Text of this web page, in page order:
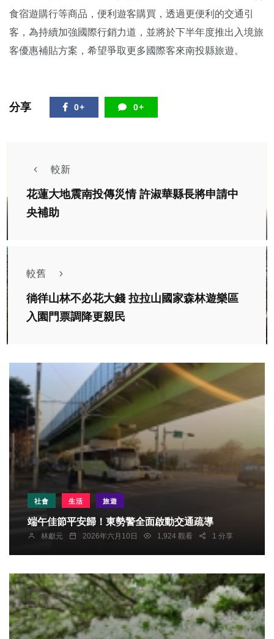
食宿遊購行等商品，便利遊客購買，透過更便利的交通引
客，為持續加強國際行銷力道，並將於下半年度推出入境旅
客優惠補貼方案，希望爭取更多國際客來南投縣旅遊。
分享 0+ 0+
較新
花蓮大地震南投傳災情 許淑華縣長將申請中
央補助
較舊
徜徉山林不必花大錢 拉拉山國家森林遊樂區
入園門票調降更親民
社會 生活 旅遊
端午佳節平安歸！東勢警全面啟動交通疏導
林獻元 2026年六月10日 1,924 觀看 1 分享